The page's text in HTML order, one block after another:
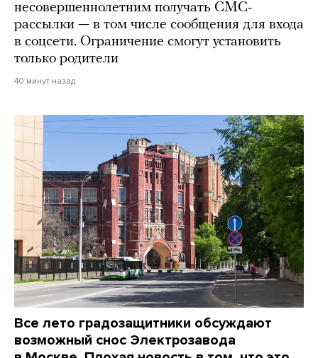
несовершеннолетним получать СМС-
рассылки — в том числе сообщения для входа
в соцсети. Ограничение смогут установить
только родители
40 минут назад
Все лето градозащитники обсуждают
возможный снос Электрозавода